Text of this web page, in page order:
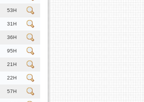
53H
31H
36H
95H
21H
22H
57H